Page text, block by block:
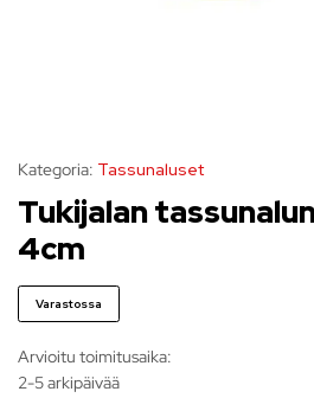
Kategoria: Tassunaluset
Tukijalan
4cm
Varastossa
Arvioitu toimitusaika:
2-5 arkipäivää